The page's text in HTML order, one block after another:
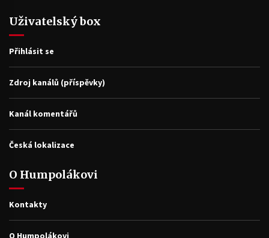
Uživatelský box
Přihlásit se
Zdroj kanálů (příspěvky)
Kanál komentářů
Česká lokalizace
O Humpolákovi
Kontakty
O Humpolákovi